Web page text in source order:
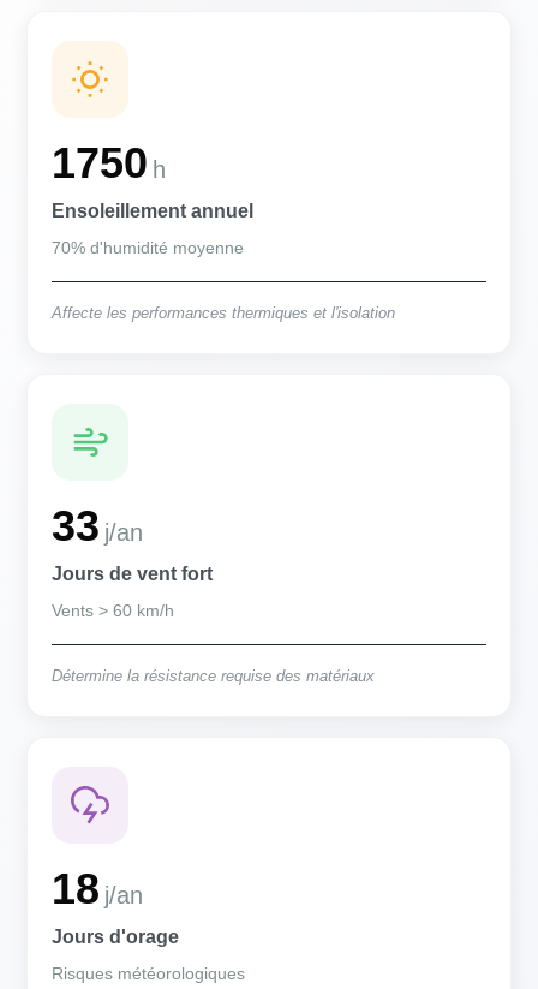
1750 h
Ensoleillement annuel
70% d'humidité moyenne
Affecte les performances thermiques et l'isolation
33 j/an
Jours de vent fort
Vents > 60 km/h
Détermine la résistance requise des matériaux
18 j/an
Jours d'orage
Risques météorologiques